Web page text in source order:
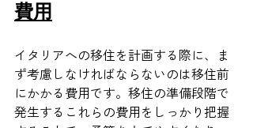
費用
イタリアへの移住を計画する際に、ま
ず考慮しなければならないのは移住前
にかかる費用です。移住の準備段階で
発生するこれらの費用をしっかり把握